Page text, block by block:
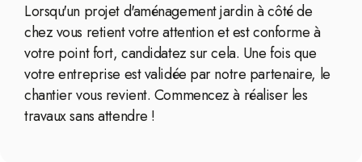
Lorsqu'un projet d'aménagement jardin à côté de
chez vous retient votre attention et est conforme à
votre point fort, candidatez sur cela. Une fois que
votre entreprise est validée par notre partenaire, le
chantier vous revient. Commencez à réaliser les
travaux sans attendre !